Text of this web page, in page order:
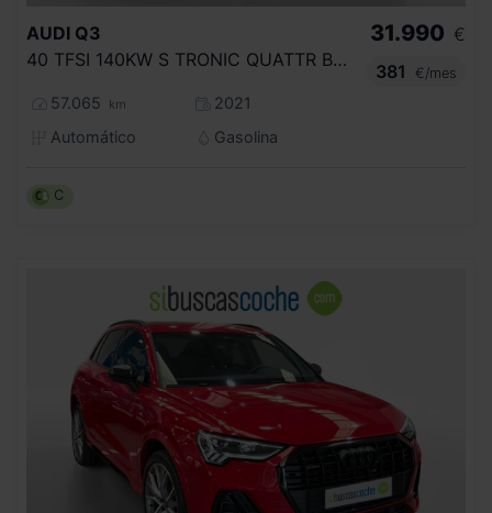
AUDI Q3
40 TFSI 140KW S TRONIC QUATTR BLACK LINE
57.065 km
2021
Automático
Gasolina
31.990 €
381
€/mes
C